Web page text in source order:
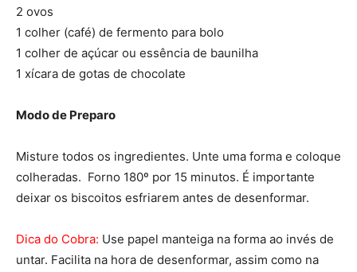
2 ovos
1 colher (café) de fermento para bolo
1 colher de açúcar ou essência de baunilha
1 xícara de gotas de chocolate
Modo de Preparo
Misture todos os ingredientes. Unte uma forma e coloque
colheradas. Forno 180º por 15 minutos. É importante
deixar os biscoitos esfriarem antes de desenformar.
Dica do Cobra: Use papel manteiga na forma ao invés de
untar. Facilita na hora de desenformar, assim como na